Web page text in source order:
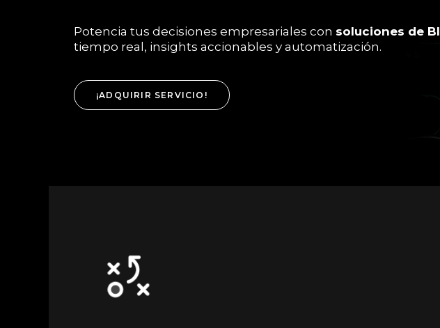
Potencia tus decisiones empresariales con soluciones de BI
tiempo real, insights accionables y automatización.
¡ADQUIRIR SERVICIO!